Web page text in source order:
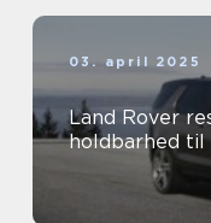
03. april 2025
Land Rover
holdbarhed